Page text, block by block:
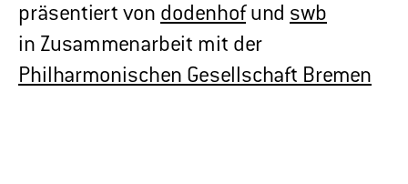
präsentiert von dodenhofund swb
in Zusammenarbeit mit der
Philharmonischen Gesellschaft Bremen